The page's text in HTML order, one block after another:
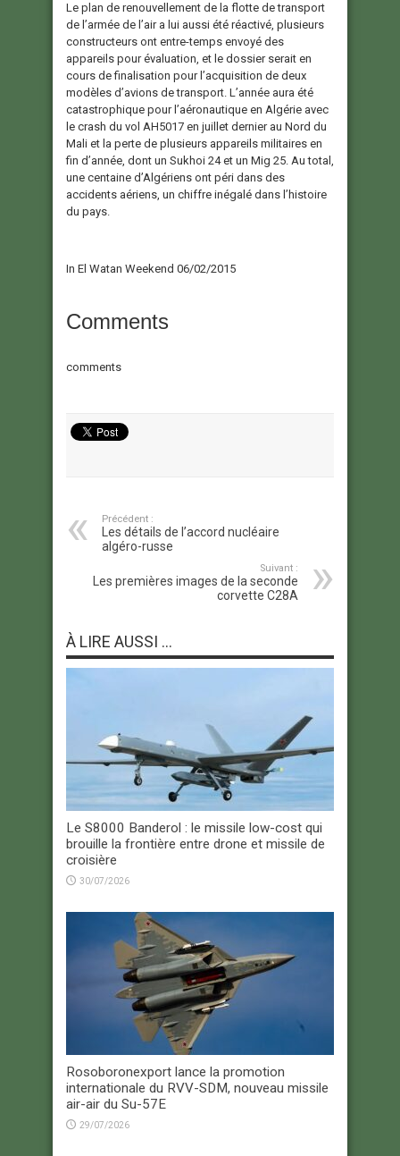
Le plan de renouvellement de la flotte de transport
de l’armée de l’air a lui aussi été réactivé, plusieurs
constructeurs ont entre-temps envoyé des
appareils pour évaluation, et le dossier serait en
cours de finalisation pour l’acquisition de deux
modèles d’avions de transport. L’année aura été
catastrophique pour l’aéronautique en Algérie avec
le crash du vol AH5017 en juillet dernier au Nord du
Mali et la perte de plusieurs appareils militaires en
fin d’année, dont un Sukhoi 24 et un Mig 25. Au total,
une centaine d’Algériens ont péri dans des
accidents aériens, un chiffre inégalé dans l’histoire
du pays.
In El Watan Weekend 06/02/2015
Comments
comments
Précédent :
Les détails de l’accord nucléaire
algéro-russe
Suivant :
Les premières images de la seconde
corvette C28A
À LIRE AUSSI ...
Le S8000 Banderol : le missile low-cost qui
brouille la frontière entre drone et missile de
croisière
30/07/2026
Rosoboronexport lance la promotion
internationale du RVV-SDM, nouveau missile
air-air du Su-57E
29/07/2026